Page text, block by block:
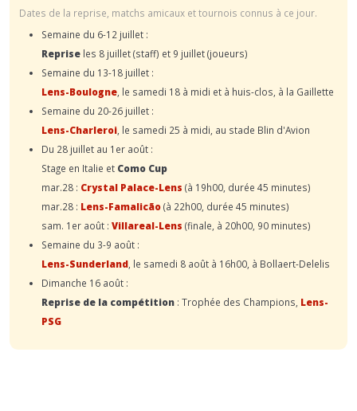
Dates de la reprise, matchs amicaux et tournois connus à ce jour.
Semaine du 6-12 juillet :
Reprise les 8 juillet (staff) et 9 juillet (joueurs)
Semaine du 13-18 juillet :
Lens-Boulogne , le samedi 18 à midi et à huis-clos, à la Gaillette
Semaine du 20-26 juillet :
Lens-Charleroi , le samedi 25 à midi, au stade Blin d'Avion
Du 28 juillet au 1er août :
Stage en Italie et Como Cup
mar.28 : Crystal Palace-Lens (à 19h00, durée 45 minutes)
mar.28 : Lens-Famalicão(à 22h00, durée 45 minutes)
sam. 1er août : Villareal-Lens (finale, à 20h00, 90 minutes)
Semaine du 3-9 août :
Lens-Sunderland , le samedi 8 août à 16h00, à Bollaert-Delelis
Dimanche 16 août :
Reprise de la compétition : Trophée des Champions, Lens-
PSG